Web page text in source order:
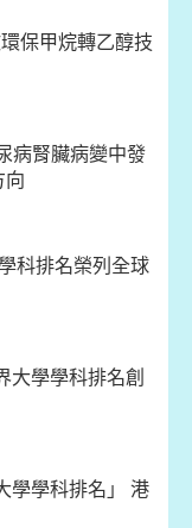
保甲烷轉乙醇技
病腎臟病變中發
向
科排名榮列全球
大學學科排名創
學學科排名」 港